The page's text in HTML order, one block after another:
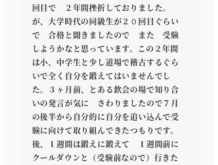
回目で ２年間挫折しておりました。
が、大学時代の同級生が２０回目ぐらい
で 合格と聞きましたので また 受験
しようかなと思っています。この２年間
は小、中学生と少し道場で稽古するぐら
いで全く自分を鍛えてはいませんでし
た。３ヶ月前、とある飲会の場で知り合
いの発言が気に さわりましたので７月
の後半から自分的に自分を追い込んで受
験に向けて取り組んできたつもりです。
後、１週間は鍛えに鍛えて １週間前に
クールダウンと（受験前なので）行きた